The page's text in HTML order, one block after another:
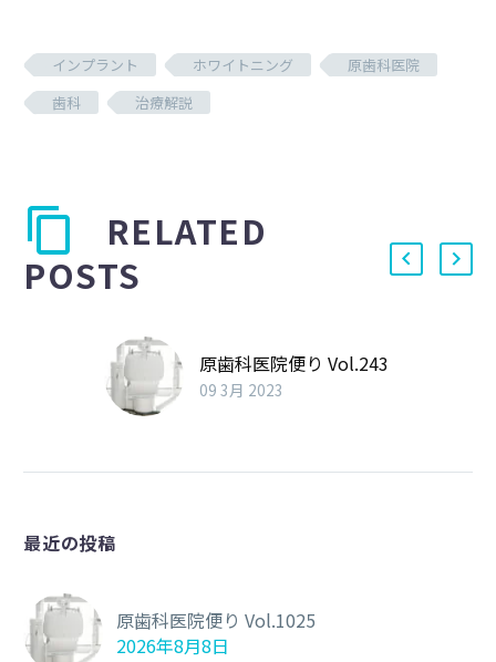
インプラント ホワイトニング
原歯科医院
歯科
治療解説
RELATED
POSTS
原歯科医院便り Vol.243
09 3月 2023
最近の投稿
原歯科医院便り Vol.1025
2026年8月8日